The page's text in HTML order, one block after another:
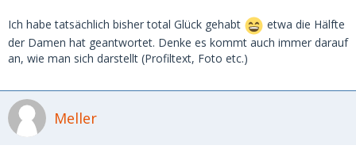
Ich habe tatsächlich bisher total Glück gehabt
etwa die Hälfte
der Damen hat geantwortet. Denke es kommt auch immer darauf
an, wie man sich darstellt (Profiltext, Foto etc.)
Meller